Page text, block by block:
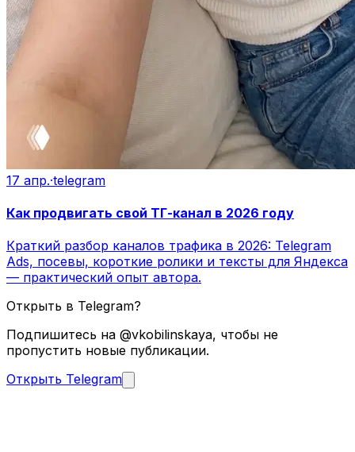
17 апр.·telegram
Как продвигать свой ТГ-канал в 2026 году
Краткий разбор каналов трафика в 2026: Telegram
Ads, посевы, короткие ролики и тексты для Яндекса
— практический опыт автора.
Открыть в Telegram?
Подпишитесь на @vkobilinskaya, чтобы не
пропустить новые публикации.
Открыть Telegram